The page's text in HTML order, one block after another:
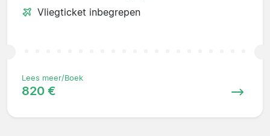
Vliegticket inbegrepen
Lees meer/Boek
820 €